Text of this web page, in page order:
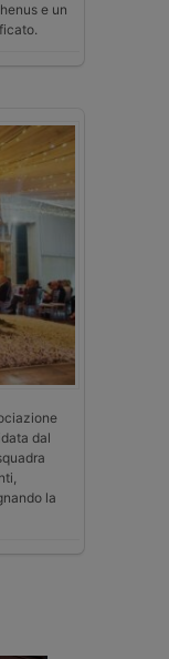
e un
dal
la